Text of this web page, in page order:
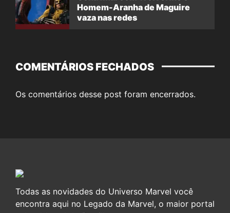
Homem-Aranha de Maguire
vaza nas redes
COMENTÁRIOS FECHADOS
Os comentários desse post foram encerrados.
Todas as novidades do Universo Marvel você
encontra aqui no Legado da Marvel, o maior portal